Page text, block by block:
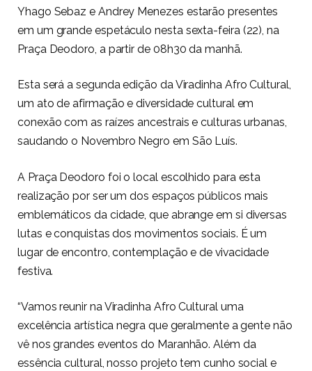
Yhago Sebaz e Andrey Menezes estarão presentes
em um grande espetáculo nesta sexta-feira (22), na
Praça Deodoro, a partir de 08h30 da manhã.
Esta será a segunda edição da Viradinha Afro Cultural,
um ato de afirmação e diversidade cultural em
conexão com as raízes ancestrais e culturas urbanas,
saudando o Novembro Negro em São Luís.
A Praça Deodoro foi o local escolhido para esta
realização por ser um dos espaços públicos mais
emblemáticos da cidade, que abrange em si diversas
lutas e conquistas dos movimentos sociais. É um
lugar de encontro, contemplação e de vivacidade
festiva.
“Vamos reunir na Viradinha Afro Cultural uma
excelência artística negra que geralmente a gente não
vê nos grandes eventos do Maranhão. Além da
essência cultural, nosso projeto tem cunho social e